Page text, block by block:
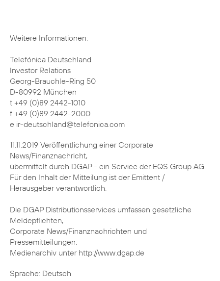
Weitere Informationen:
Telefónica Deutschland
Investor Relations
Georg-Brauchle-Ring 50
D-80992 München
t +49 (0)89 2442-1010
f +49 (0)89 2442-2000
e ir-deutschland@telefonica.com
11.11.2019 Veröffentlichung einer Corporate
News/Finanznachricht,
übermittelt durch DGAP - ein Service der EQS Group AG.
Für den Inhalt der Mitteilung ist der Emittent /
Herausgeber verantwortlich.
Die DGAP Distributionsservices umfassen gesetzliche
Meldepflichten,
Corporate News/Finanznachrichten und
Pressemitteilungen.
Medienarchiv unter http://www.dgap.de
Sprache: Deutsch